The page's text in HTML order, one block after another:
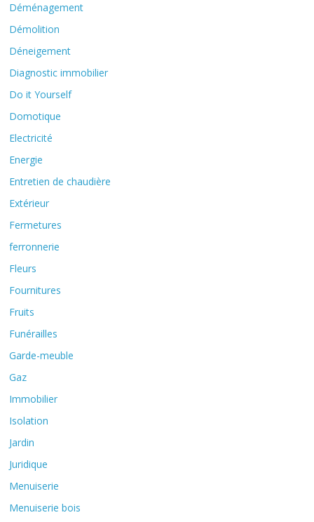
Déménagement
Démolition
Déneigement
Diagnostic immobilier
Do it Yourself
Domotique
Electricité
Energie
Entretien de chaudière
Extérieur
Fermetures
ferronnerie
Fleurs
Fournitures
Fruits
Funérailles
Garde-meuble
Gaz
Immobilier
Isolation
Jardin
Juridique
Menuiserie
Menuiserie bois